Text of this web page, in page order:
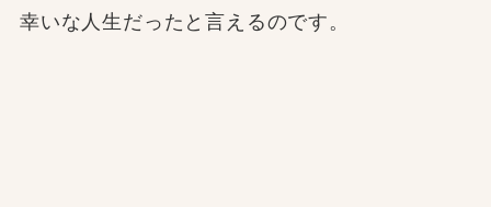
幸いな人生だったと言えるのです。